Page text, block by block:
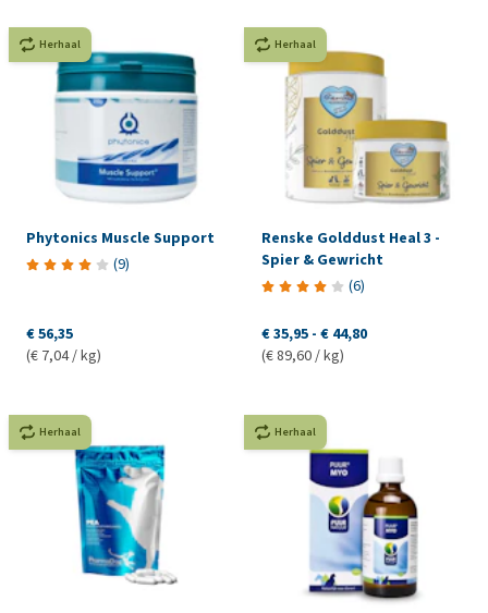
Herhaal
Phytonics Muscle Support
(9)
€ 56,35
(€ 7,04 / kg)
Herhaal
Renske Golddust Heal 3 -
Spier & Gewricht
(6)
€ 35,95 - € 44,80
(€ 89,60 / kg)
Herhaal Herhaal